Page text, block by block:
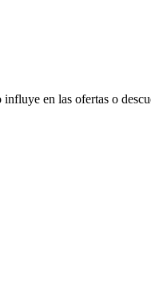
en las ofertas o